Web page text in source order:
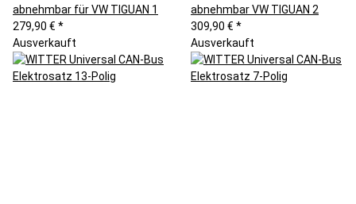
abnehmbar für VW TIGUAN 1
279,90 € *
abnehmbar VW TIGUAN 2
309,90 € *
Ausverkauft
Ausverkauft